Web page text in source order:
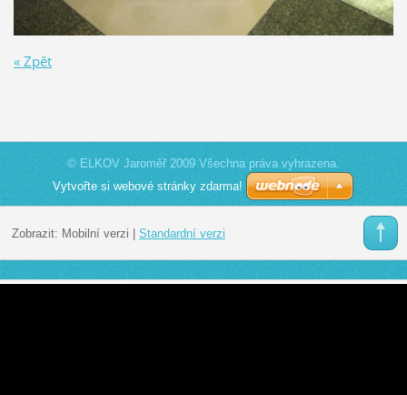
« Zpět
© ELKOV Jaroměř 2009 Všechna práva vyhrazena.
Vytvořte si webové stránky zdarma!
Zobrazit: Mobilní verzi Standardní verzi